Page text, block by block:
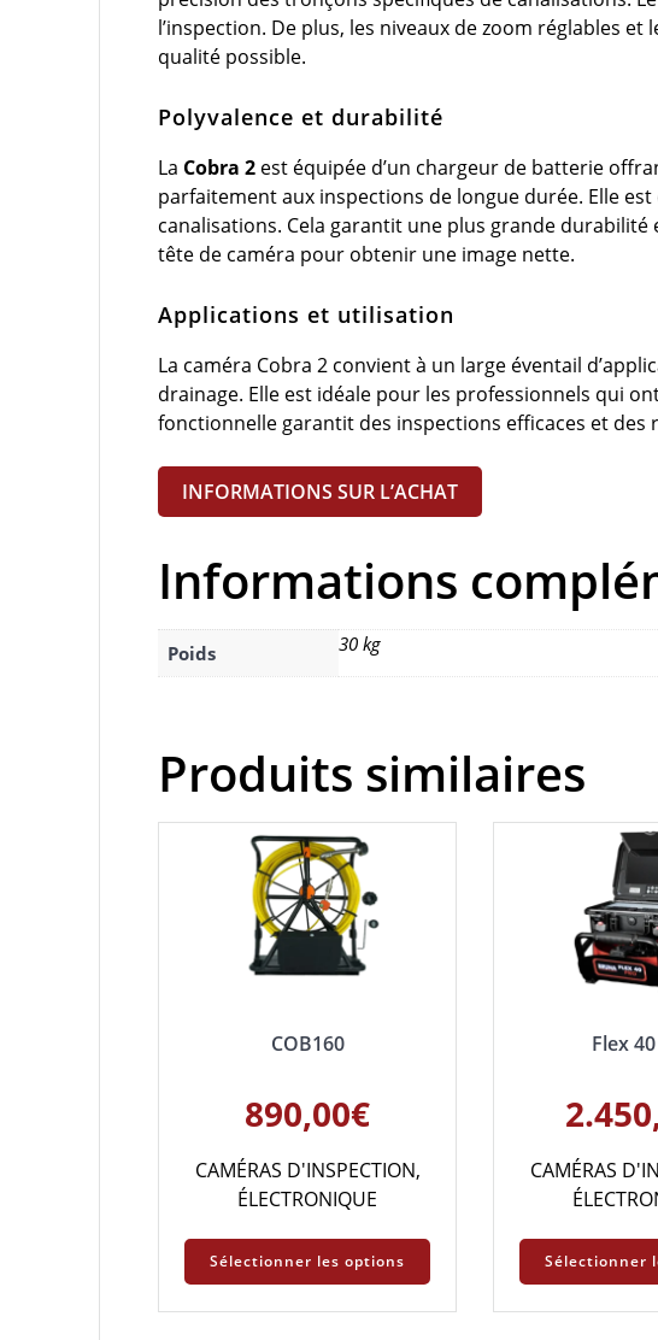
l’inspection. De plus, les niveaux de zoom réglables
qualité possible.
Polyvalence et durabilité
La Cobra 2 est équipée d’un chargeur de batterie
parfaitement aux inspections de longue durée. Elle
canalisations. Cela garantit une plus grande
tête de caméra pour obtenir une image nette.
Applications et utilisation
La caméra Cobra 2 convient à un large éventail
drainage. Elle est idéale pour les professionnels qui
fonctionnelle garantit des inspections efficaces et des
INFORMATIONS SUR L’ACHAT
Informations
Poids 30 kg
Produits similaires
COB160
890,00€
CAMÉRAS D'INSPECTION,
ÉLECTRONIQUE
Sélectionner les options
Flex
CAMÉRAS
Sélectionner